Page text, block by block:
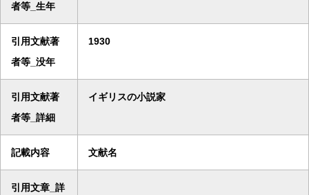
者等_生年
引用文献著
者等_没年
1930
引用文献著
者等_詳細
イギリスの小説家
記載内容 文献名
引用文章_詳